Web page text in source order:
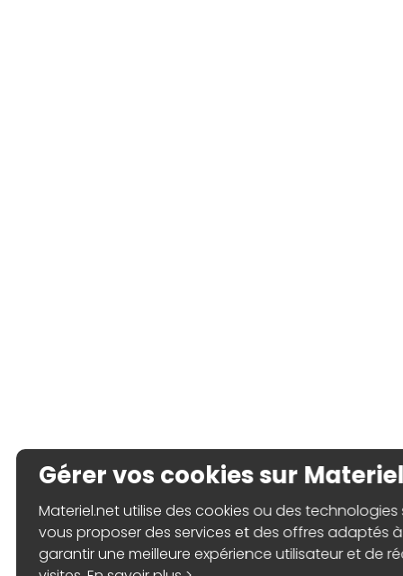
Gérer vos cookies sur
Materiel.net utilise des cookies ou des technologies
vous proposer des services et des offres adaptés
garantir une meilleure expérience utilisateur et de